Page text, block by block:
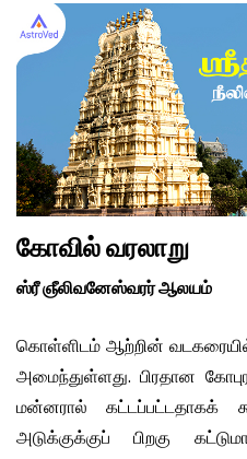
கோவில் வரலாறு
ஸ்ரீ ஞீலிவனேஸ்வரர் ஆலயம்
கொள்ளிடம் ஆற்றின் வடகரையில்
அமைந்துள்ளது. பிரதான
மன்னரால் கட்டப்பட்டதாகக்
அடுக்குக்குப் பிறகு